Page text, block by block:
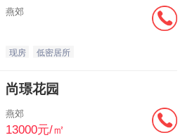
燕郊
现房 低密居所
尚璟花园
燕郊
13000元/㎡